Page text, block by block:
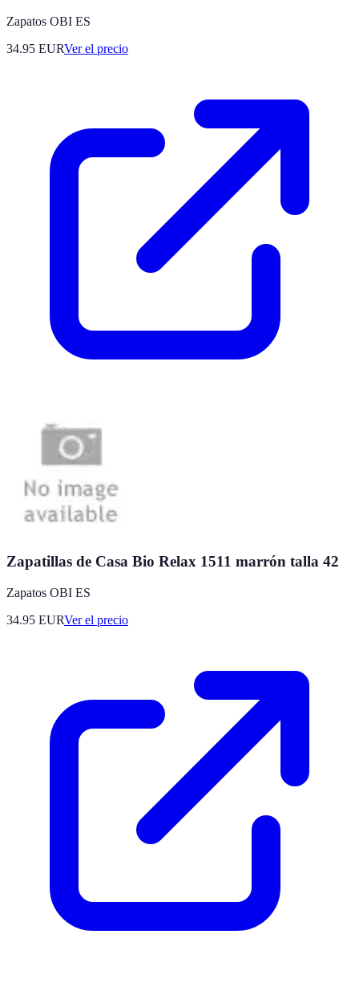
Zapatos OBI ES
34.95 EURVer el precio
Zapatillas de Casa Bio Relax 1511 marrón talla 42
Zapatos OBI ES
34.95 EURVer el precio